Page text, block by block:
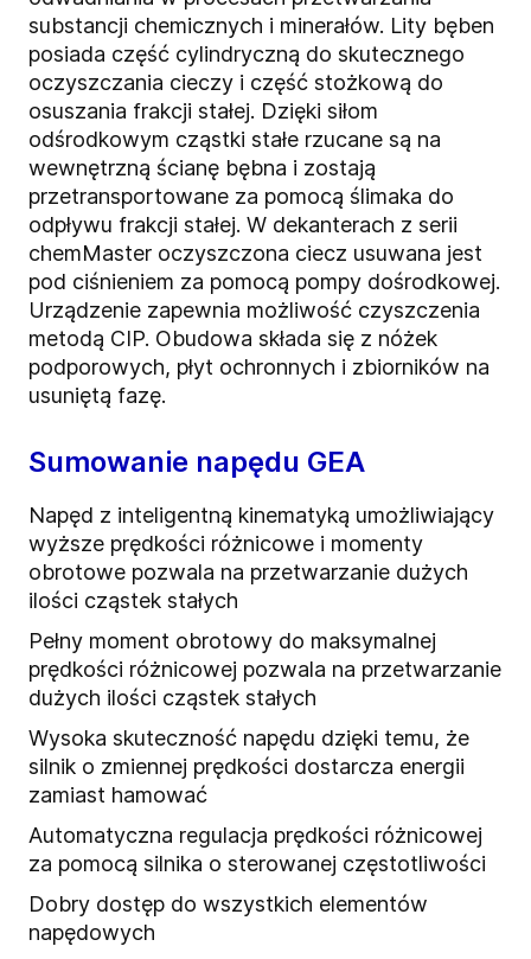
substancji chemicznych i minerałów. Lity bęben
posiada część cylindryczną do skutecznego
oczyszczania cieczy i część stożkową do
osuszania frakcji stałej. Dzięki siłom
odśrodkowym cząstki stałe rzucane są na
wewnętrzną ścianę bębna i zostają
przetransportowane za pomocą ślimaka do
odpływu frakcji stałej. W dekanterach z serii
chemMaster oczyszczona ciecz usuwana jest
pod ciśnieniem za pomocą pompy dośrodkowej.
Urządzenie zapewnia możliwość czyszczenia
metodą CIP. Obudowa składa się z nóżek
podporowych, płyt ochronnych i zbiorników na
usuniętą fazę.
Sumowanie napędu GEA
Napęd z inteligentną kinematyką umożliwiający
wyższe prędkości różnicowe i momenty
obrotowe pozwala na przetwarzanie dużych
ilości cząstek stałych
Pełny moment obrotowy do maksymalnej
prędkości różnicowej pozwala na przetwarzanie
dużych ilości cząstek stałych
Wysoka skuteczność napędu dzięki temu, że
silnik o zmiennej prędkości dostarcza energii
zamiast hamować
Automatyczna regulacja prędkości różnicowej
za pomocą silnika o sterowanej częstotliwości
Dobry dostęp do wszystkich elementów
napędowych